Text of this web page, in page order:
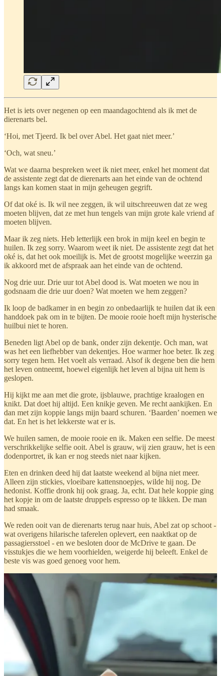
Het is iets over negenen op een maandagochtend als ik met de
dierenarts bel.
‘Hoi, met Tjeerd. Ik bel over Abel. Het gaat niet meer.’
‘Och, wat sneu.’
Wat we daarna bespreken weet ik niet meer, enkel het moment dat
de assistente zegt dat de dierenarts aan het einde van de ochtend
langs kan komen staat in mijn geheugen gegrift.
Of dat oké is. Ik wil nee zeggen, ik wil uitschreeuwen dat ze weg
moeten blijven, dat ze met hun tengels van mijn grote kale vriend af
moeten blijven.
Maar ik zeg niets. Heb letterlijk een brok in mijn keel en begin te
huilen. Ik zeg sorry. Waarom weet ik niet. De assistente zegt dat het
oké is, dat het ook moeilijk is. Met de grootst mogelijke weerzin ga
ik akkoord met de afspraak aan het einde van de ochtend.
Nog drie uur. Drie uur tot Abel dood is. Wat moeten we nou in
godsnaam die drie uur doen? Wat moeten we hem zeggen?
Ik loop de badkamer in en begin zo onbedaarlijk te huilen dat ik een
handdoek pak om in te bijten. De mooie rooie hoeft mijn hysterische
huilbui niet te horen.
Beneden ligt Abel op de bank, onder zijn dekentje. Och man, wat
was het een liefhebber van dekentjes. Hoe warmer hoe beter. Ik zeg
sorry tegen hem. Het voelt als verraad. Alsof ik degene ben die hem
het leven ontneemt, hoewel eigenlijk het leven al bijna uit hem is
geslopen.
Hij kijkt me aan met die grote, ijsblauwe, prachtige kraalogen en
knikt. Dat doet hij altijd. Een knikje geven. Me recht aankijken. En
dan met zijn koppie langs mijn baard schuren. ‘Baarden’ noemen we
dat. En het is het lekkerste wat er is.
We huilen samen, de mooie rooie en ik. Maken een selfie. De meest
verschrikkelijke selfie ooit. Abel is grauw, wij zien grauw, het is een
dodenportret, ik kan er nog steeds niet naar kijken.
Eten en drinken deed hij dat laatste weekend al bijna niet meer.
Alleen zijn stickies, vloeibare kattensnoepjes, wilde hij nog. De
hedonist. Koffie dronk hij ook graag. Ja, echt. Dat hele koppie ging
het kopje in om de laatste druppels espresso op te likken. De man
had smaak.
We reden ooit van de dierenarts terug naar huis, Abel zat op schoot -
wat overigens hilarische taferelen oplevert, een naaktkat op de
passagiersstoel - en we besloten door de McDrive te gaan. De
visstukjes die we hem voorhielden, weigerde hij beleeft. Enkel de
beste vis was goed genoeg voor hem.
De tijd tikt tergend traag weg, anderzijds komt dat vermaledijde
einde van de ochtend steeds sneller dichterbij. Die laatste uren gaan
er nog wat stickies doorheen en sloten koffie. We knuffelen hem.